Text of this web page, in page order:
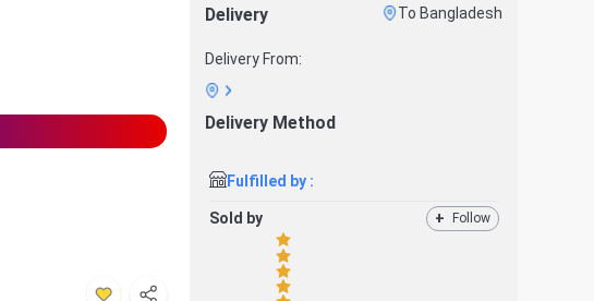
Delivery To Bangladesh
Delivery From:
Delivery Method
Fulfilled by :
Sold by + Follow